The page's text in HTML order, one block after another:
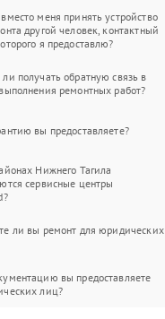
меня принять устройство
другой человек, контактный
я предоставлю?
получать обратную связь в
ремонтных работ?
вы предоставляете?
Нижнего Тагила
сервисные центры
ли вы ремонт для юридических
вы предоставляете
лиц?